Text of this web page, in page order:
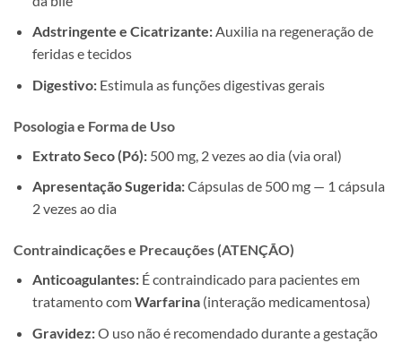
Adstringente e Cicatrizante:Auxilia na regeneração de
feridas e tecidos
Digestivo:Estimula as funções digestivas gerais
Posologia e Forma de Uso
Extrato Seco (Pó):500 mg, 2 vezes ao dia (via oral)
Apresentação Sugerida:Cápsulas de 500 mg — 1 cápsula
2 vezes ao dia
Contraindicações e Precauções (ATENÇÃO)
Anticoagulantes:É contraindicado para pacientes em
tratamento comWarfarina(interação medicamentosa)
Gravidez:O uso não é recomendado durante a gestação